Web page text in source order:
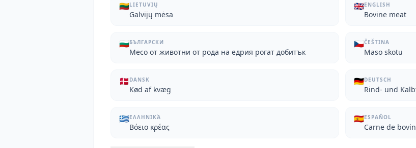
🇱🇹LIETUVIŲ
Galvijų mėsa
🇬🇧ENGLISH
Bovine meat
🇧🇬БЪЛГАРСКИ
Месо от животни от рода на едрия рогат добитък
🇨🇿ČEŠTINA
Maso skotu
🇩🇰 DANSK
Kød af kvæg
🇩🇪DEUTSCH
Rind- und
🇬🇷ΕΛΛΗΝΙΚΆ
Βόειο κρέας
🇪🇸ESPAÑOL
Carne de